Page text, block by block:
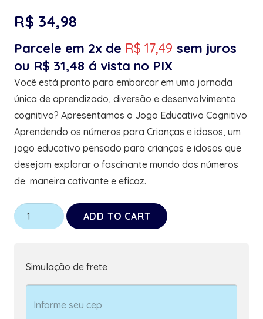
R$ 34,98
Parcele em 2x de R$ 17,49 sem juros
ou R$ 31,48 á vista no PIX
Você está pronto para embarcar em uma jornada
única de aprendizado, diversão e desenvolvimento
cognitivo? Apresentamos o Jogo Educativo Cognitivo
Aprendendo os números para Crianças e idosos, um
jogo educativo pensado para crianças e idosos que
desejam explorar o fascinante mundo dos números
de maneira cativante e eficaz.
Jogo
Educativo
Aprendendo
quantity
ADD TO CART
Simulação de frete